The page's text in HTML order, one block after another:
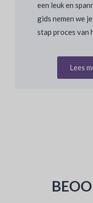
een leuk en
gids nemen we
stap proces van
Lees